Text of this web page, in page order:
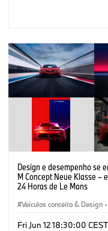
Design e desempenho se
M Concept Neue Klasse –
24 Horas de Le Mans
Veículos conceito & Design ·
Fri Jun 12 18:30:00